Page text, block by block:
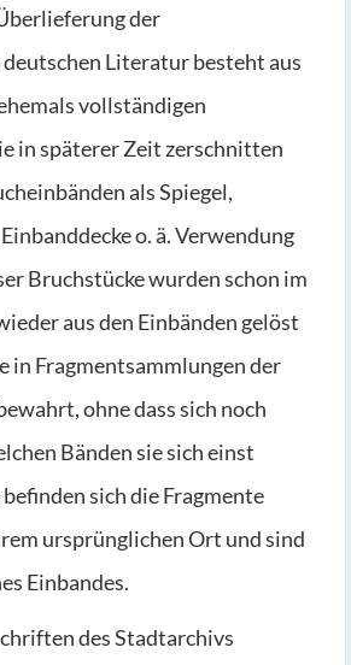
der
Literatur besteht aus
vollständigen
in späterer Zeit zerschnitten
als Spiegel,
o. ä. Verwendung
Bruchstücke wurden schon im
aus den Einbänden gelöst
in Fragmentsammlungen der
ohne dass sich noch
Bänden sie sich einst
sich die Fragmente
ursprünglichen Ort und sind
Einbandes.
des Stadtarchivs